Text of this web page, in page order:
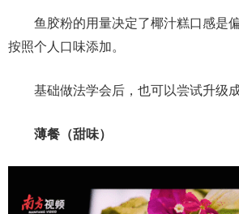
鱼胶粉的用量决定了椰汁糕口感是偏
按照个人口味添加。
基础做法学会后，也可以尝试升级成
薄餐（甜味）